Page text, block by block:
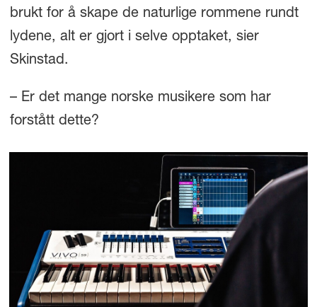
brukt for å skape de naturlige rommene rundt
lydene, alt er gjort i selve opptaket, sier
Skinstad.
– Er det mange norske musikere som har
forstått dette?